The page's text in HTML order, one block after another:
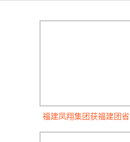
福建凤翔集团获福建团